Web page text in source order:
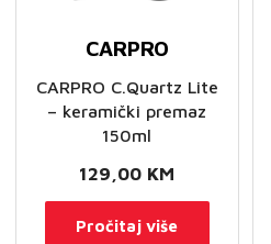
CARPRO
CARPRO C.Quartz Lite
– keramički premaz
150ml
129,00 KM
Pročitaj više